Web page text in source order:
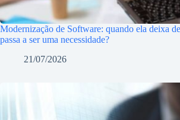
Modernização de Software: quando ela deixa
passa a ser uma necessidade?
21/07/2026